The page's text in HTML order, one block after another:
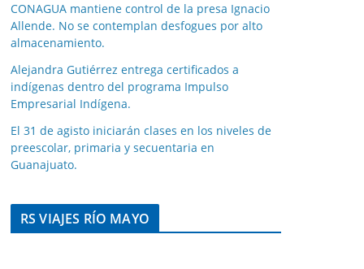
CONAGUA mantiene control de la presa Ignacio
Allende. No se contemplan desfogues por alto
almacenamiento.
Alejandra Gutiérrez entrega certificados a
indígenas dentro del programa Impulso
Empresarial Indígena.
El 31 de agisto iniciarán clases en los niveles de
preescolar, primaria y secuentaria en
Guanajuato.
RS VIAJES RÍO MAYO